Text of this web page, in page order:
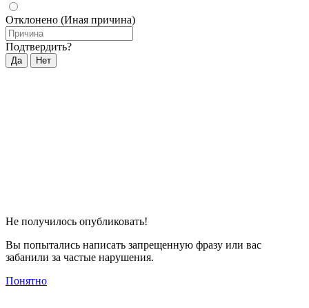
Отклонено (Иная причина)
Подтвердить?
Да Нет
Не получилось опубликовать!
Вы попытались написать запрещенную фразу или вас
забанили за частые нарушения.
Понятно